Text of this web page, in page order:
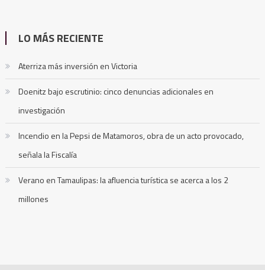
LO MÁS RECIENTE
Aterriza más inversión en Victoria
Doenitz bajo escrutinio: cinco denuncias adicionales en
investigación
Incendio en la Pepsi de Matamoros, obra de un acto provocado,
señala la Fiscalía
Verano en Tamaulipas: la afluencia turística se acerca a los 2
millones